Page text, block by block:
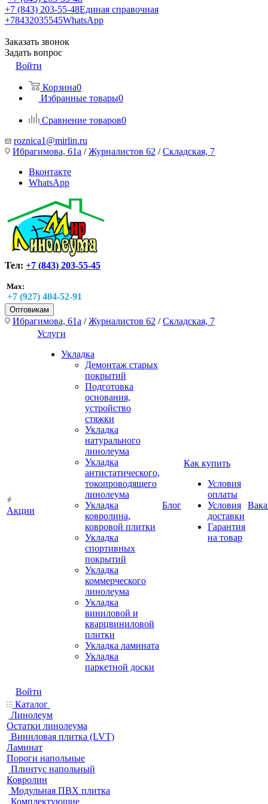
+7 (843) 203-55-48Единая справочная
+78432035545WhatsApp
Заказать звонок
Задать вопрос
Войти
Корзина0
Избранные товары0
Сравнение товаров0
roznica1@mirlin.ru
Ибрагимова, 61а /Журналистов 62 /Складская, 7
Вконтакте
WhatsApp
Тел: +7 (843) 203-55-45
Max:
+7 (927) 404-52-91
Оптовикам
Ибрагимова, 61а /Журналистов 62 /Складская, 7
Акции
Услуги
Укладка
Демонтаж старых
покрытий
Подготовка
основания,
устройство
стяжки
Укладка
натурального
линолеума
Укладка
антистатического,
токопроводящего
линолеума
Укладка
ковролина,
ковровой плитки
Укладка
спортивных
покрытий
Укладка
коммерческого
линолеума
Укладка
виниловой и
кварцвиниловой
плитки
Укладка ламината
Укладка
паркетной доски
Блог
Как купить
Условия
оплаты
Условия
доставки
Гарантия
на товар
Войти
Каталог
Линолеум
Остатки линолеума
Виниловая плитка (LVT)
Ламинат
Пороги напольные
Плинтус напольный
Ковролин
Модульная ПВХ плитка
Комплектующие